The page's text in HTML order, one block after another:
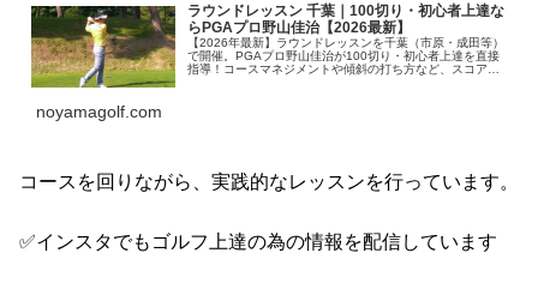
ラウンドレッスン 千葉｜100切り・初心者上達な
らPGAプロ野山佳治【2026最新】
【2026年最新】ラウンドレッスンを千葉（市原・成田等）
で開催。PGAプロ野山佳治が100切り・初心者上達を直接
指導！コースマネジメントや傾斜の打ち方など、スコアに
noyamagolf.com
コースを回りながら、実践的なレッスンを行っています。
✅インスタでもゴルフ上達の為の情報を配信しています